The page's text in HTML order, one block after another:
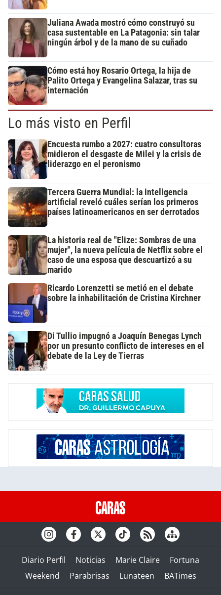
Juliana Awada mostró cómo construyó su
casa sustentable en La Patagonia: sin talar
ningún árbol y de la mano de su cuñado
Cómo está hoy Rosario Ortega, la hija de
Palito Ortega y Evangelina Salazar, tras su
internación
Lo más visto en Perfil
Encuesta rumbo a 2027: cuatro consultoras
midieron el desgaste de Milei y la crisis de
liderazgo en el peronismo
Tercera Guerra Mundial: la inteligencia
artificial reveló cuáles serían los primeros
países latinoamericanos en ser derrotados
La historia real de "Elize: Sombras de una
mujer", la nueva película de Netflix sobre el
caso de una esposa que descuartizó a su
marido
Ricardo Lorenzetti se metió en el debate
sobre la inhabilitación de Cristina Kirchner
Di Tullio impugnó a Joaquín Benegas Lynch
por un presunto conflicto de intereses en el
debate de la Ley de Tierras
Diario Perfil Noticias Marie Claire
Fortuna
Weekend
Parabrisas Lunateen BATimes